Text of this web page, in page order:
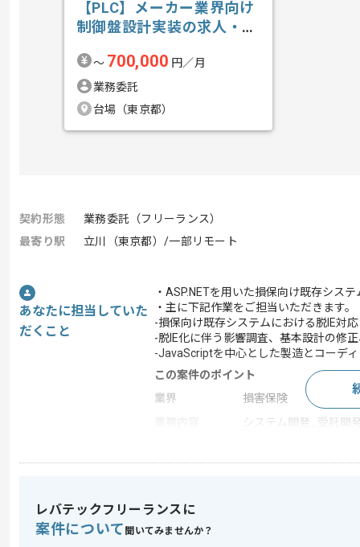
【PLC】メーカー業界向け
制御盤設計実装の求人・案
〜 700,000 円／月
業務委託
台場（東京都）
契約形態
業務委託（フリーランス）
最寄り駅
立川（東京都）/一部リモート
あなたに担当していた
だくこと
・ASP.NETを用いた損保向け既存シス
・主に下記作業をご担当いただきます。
-損保向け既存システムにおける脱IE対応
-脱IE化に伴う影響調査、基本設計の修
-JavaScriptを中心とした製造とコーデ
この案件のポイント
業界
損害保険
システム開発 , 受託開
スキル
求めるスキル
・JavaScriptを用いた開発実務経験
レバテックフリーランスに
案件について 聞いてみませんか？